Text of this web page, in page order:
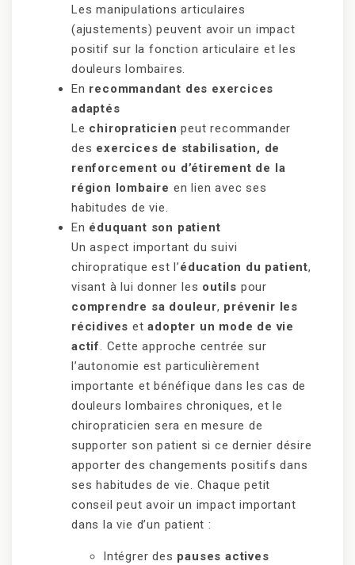
Les manipulations articulaires
(ajustements) peuvent avoir un impact
positif sur la fonction articulaire et les
douleurs lombaires.
En recommandant des exercices
adaptés
Le chiropraticien peut recommander
des exercices de stabilisation, de
renforcement ou d’étirement de la
région lombaire en lien avec ses
habitudes de vie.
En éduquant son patient
Un aspect important du suivi
chiropratique est l’éducation du patient,
visant à lui donner les outils pour
comprendre sa douleur, prévenir les
récidives etadopter un mode de vie
actif. Cette approche centrée sur
l’autonomie est particulièrement
importante et bénéfique dans les cas de
douleurs lombaires chroniques, et le
chiropraticien sera en mesure de
supporter son patient si ce dernier désire
apporter des changements positifs dans
ses habitudes de vie. Chaque petit
conseil peut avoir un impact important
dans la vie d’un patient :
Intégrer des pauses actives